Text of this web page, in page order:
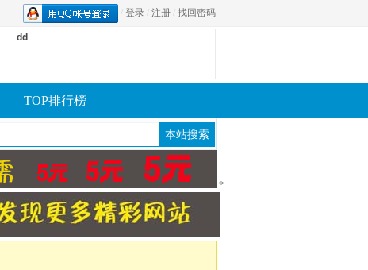
/ 登录 / 注册 / 找回密码
dd
TOP排行榜
*